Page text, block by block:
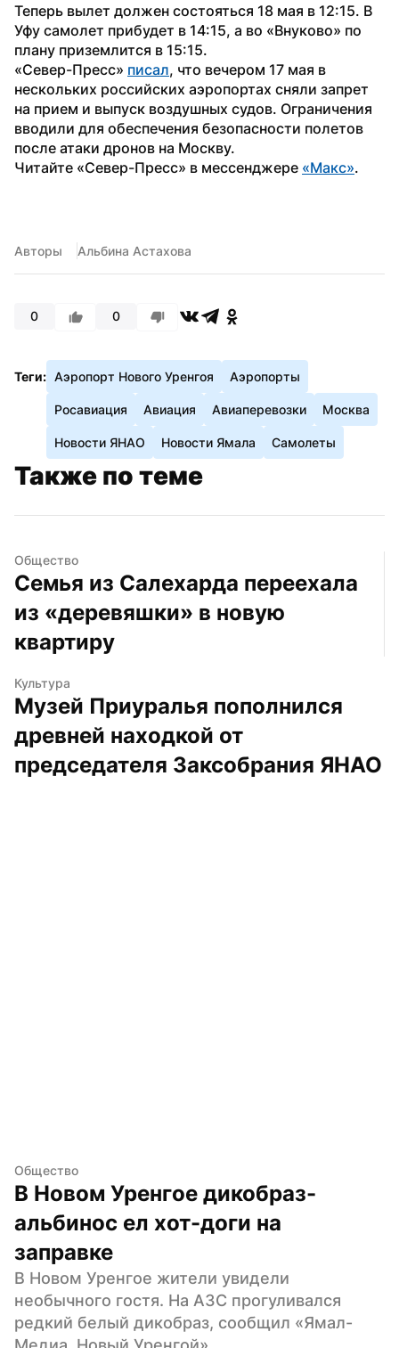
Теперь вылет должен состояться 18 мая в 12:15. В
Уфу самолет прибудет в 14:15, а во «Внуково» по
плану приземлится в 15:15.
«Север-Пресс» писал, что вечером 17 мая в
нескольких российских аэропортах сняли запрет
на прием и выпуск воздушных судов. Ограничения
вводили для обеспечения безопасности полетов
после атаки дронов на Москву.
Читайте «Север-Пресс» в мессенджере «Макс».
Авторы Альбина Астахова
0 0
Теги: Аэропорт Нового Уренгоя Аэропорты
Росавиация Авиация Авиаперевозки Москва
Новости ЯНАО Новости Ямала Самолеты
Также по теме
Общество
Семья из Салехарда переехала
из «деревяшки» в новую
квартиру
Культура
Музей Приуралья пополнился
древней находкой от
председателя Заксобрания ЯНАО
Общество
В Новом Уренгое дикобраз-
альбинос ел хот-доги на
заправке
В Новом Уренгое жители увидели
необычного гостя. На АЗС прогуливался
редкий белый дикобраз, сообщил «Ямал-